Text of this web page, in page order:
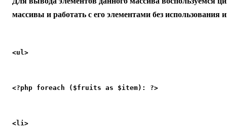
массивы и работать с его элементами без использования
<ul>
<?php foreach ($fruits as $item): ?>
<li>